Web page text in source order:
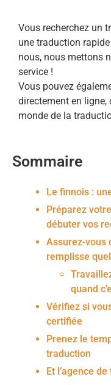
Vous recherchez un
une traduction
nous, nous mettons
service !
Vous pouvez
directement en ligne,
monde de la
Sommaire
Le finnois :
Préparez
débuter vos
Assurez-vous
remplisse
quand
Vérifiez si
certifiée
Prenez le
traduction
Et l’agence